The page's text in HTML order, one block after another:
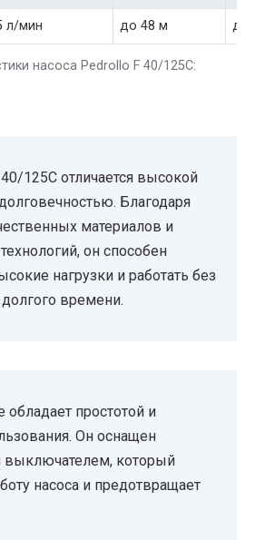
насоса Pedrollo F 40/125C:
л/мин до 48 м до
125C отличается высокой
Благодаря
материалов и
он способен
нагрузки и работать без
времени.
обладает простотой и
Он оснащен
выключателем, который
насоса и предотвращает